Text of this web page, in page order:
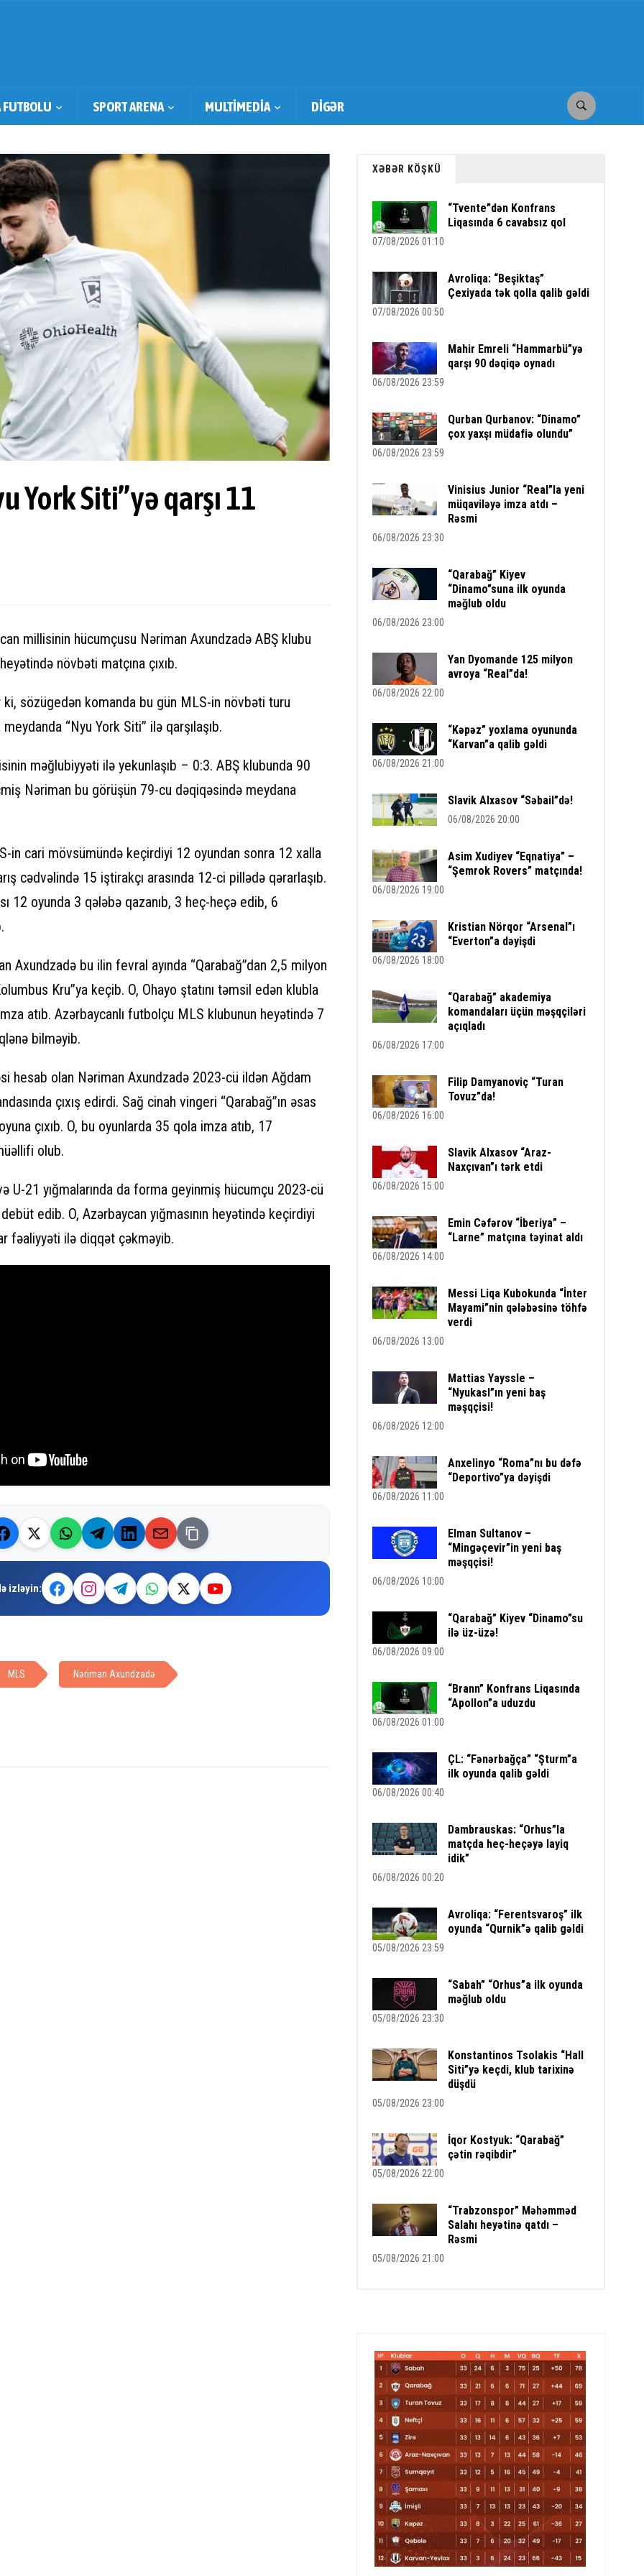
SPORT ARENA MULTİMEDİA DİGƏR
York Siti”yə qarşı 11
millisinin hücumçusu Nəriman Axundzadə ABŞ klubu
növbəti matçına çıxıb.
sözügedən komanda bu gün MLS-in növbəti turu
“Nyu York Siti” ilə qarşılaşıb.
məğlubiyyəti ilə yekunlaşıb – 0:3. ABŞ klubunda 90
Nəriman bu görüşün 79-cu dəqiqəsində meydana
in cari mövsümündə keçirdiyi 12 oyundan sonra 12 xalla
cədvəlində 15 iştirakçı arasında 12-ci pillədə qərarlaşıb.
12 oyunda 3 qələbə qazanıb, 3 heç-heçə edib, 6
Axundzadə bu ilin fevral ayında “Qarabağ”dan 2,5 milyon
Kru”ya keçib. O, Ohayo ştatını təmsil edən klubla
atıb. Azərbaycanlı futbolçu MLS klubunun heyətində 7
bilməyib.
hesab olan Nəriman Axundzadə 2023-cü ildən Ağdam
çıxış edirdi. Sağ cinah vingeri “Qarabağ”ın əsas
çıxıb. O, bu oyunlarda 35 qola imza atıb, 17
olub.
U-21 yığmalarında da forma geyinmiş hücumçu 2023-cü
edib. O, Azərbaycan yığmasının heyətində keçirdiyi
fəaliyyəti ilə diqqət çəkməyib.
izləyin:
MLS Nəriman Axundzadə
XƏBƏR KÖŞKÜ
“Tvente”dən Konfrans
Liqasında 6 cavabsız qol
07/08/2026 01:10
Avroliqa: “Beşiktaş”
Çexiyada tək qolla qalib gəldi
07/08/2026 00:50
Mahir Emreli “Hammarbü”yə
qarşı 90 dəqiqə oynadı
06/08/2026 23:59
Qurban Qurbanov: “Dinamo”
çox yaxşı müdafiə olundu”
06/08/2026 23:59
Vinisius Junior “Real”la yeni
müqaviləyə imza atdı –
Rəsmi
06/08/2026 23:30
“Qarabağ” Kiyev
“Dinamo”suna ilk oyunda
məğlub oldu
06/08/2026 23:00
Yan Dyomande 125 milyon
avroya “Real”da!
06/08/2026 22:00
“Kəpəz” yoxlama oyununda
“Karvan”a qalib gəldi
06/08/2026 21:00
Slavik Alxasov “Səbail”də!
06/08/2026 20:00
Asim Xudiyev “Eqnatiya” –
“Şemrok Rovers” matçında!
06/08/2026 19:00
Kristian Nörqor “Arsenal”ı
“Everton”a dəyişdi
06/08/2026 18:00
“Qarabağ” akademiya
komandaları üçün məşqçiləri
açıqladı
06/08/2026 17:00
Filip Damyanoviç “Turan
Tovuz”da!
06/08/2026 16:00
Slavik Alxasov “Araz-
Naxçıvan”ı tərk etdi
06/08/2026 15:00
Emin Cəfərov “İberiya” –
“Larne” matçına təyinat aldı
06/08/2026 14:00
Messi Liqa Kubokunda “İnter
Mayami”nin qələbəsinə töhfə
verdi
06/08/2026 13:00
Mattias Yayssle –
“Nyukasl”ın yeni baş
məşqçisi!
06/08/2026 12:00
Anxelinyo “Roma”nı bu dəfə
“Deportivo”ya dəyişdi
06/08/2026 11:00
Elman Sultanov –
“Mingəçevir”in yeni baş
məşqçisi!
06/08/2026 10:00
“Qarabağ” Kiyev “Dinamo”su
ilə üz-üzə!
06/08/2026 09:00
“Brann” Konfrans Liqasında
“Apollon”a uduzdu
06/08/2026 01:00
ÇL: “Fənərbağça” “Şturm”a
ilk oyunda qalib gəldi
06/08/2026 00:40
Dambrauskas: “Orhus”la
matçda heç-heçəyə layiq
idik”
06/08/2026 00:20
Avroliqa: “Ferentsvaroş” ilk
oyunda “Qurnik”ə qalib gəldi
05/08/2026 23:59
“Sabah” “Orhus”a ilk oyunda
məğlub oldu
05/08/2026 23:30
Konstantinos Tsolakis “Hall
Siti”yə keçdi, klub tarixinə
düşdü
05/08/2026 23:00
İqor Kostyuk: “Qarabağ”
çətin rəqibdir”
05/08/2026 22:00
“Trabzonspor” Məhəmməd
Salahı heyətinə qatdı –
Rəsmi
05/08/2026 21:00